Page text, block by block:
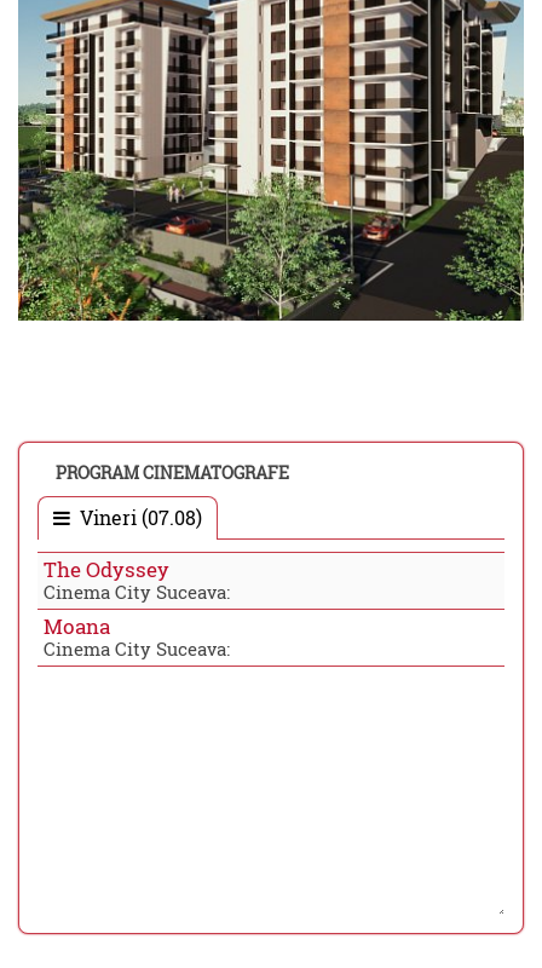
PROGRAM CINEMATOGRAFE
Vineri (07.08)
The Odyssey
Cinema City Suceava:
Moana
Cinema City Suceava: